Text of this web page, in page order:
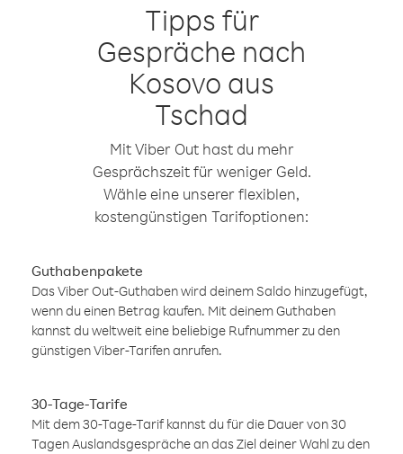
Tipps für
Gespräche nach
Kosovo aus
Tschad
Mit Viber Out hast du mehr
Gesprächszeit für weniger Geld.
Wähle eine unserer flexiblen,
kostengünstigen Tarifoptionen:
Guthabenpakete
Das Viber Out-Guthaben wird deinem Saldo hinzugefügt,
wenn du einen Betrag kaufen. Mit deinem Guthaben
kannst du weltweit eine beliebige Rufnummer zu den
günstigen Viber-Tarifen anrufen.
30-Tage-Tarife
Mit dem 30-Tage-Tarif kannst du für die Dauer von 30
Tagen Auslandsgespräche an das Ziel deiner Wahl zu den